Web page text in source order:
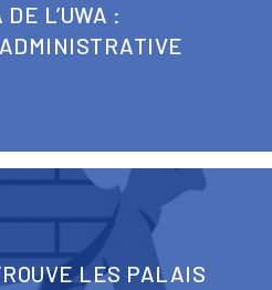
L’UWA :
LES PALAIS